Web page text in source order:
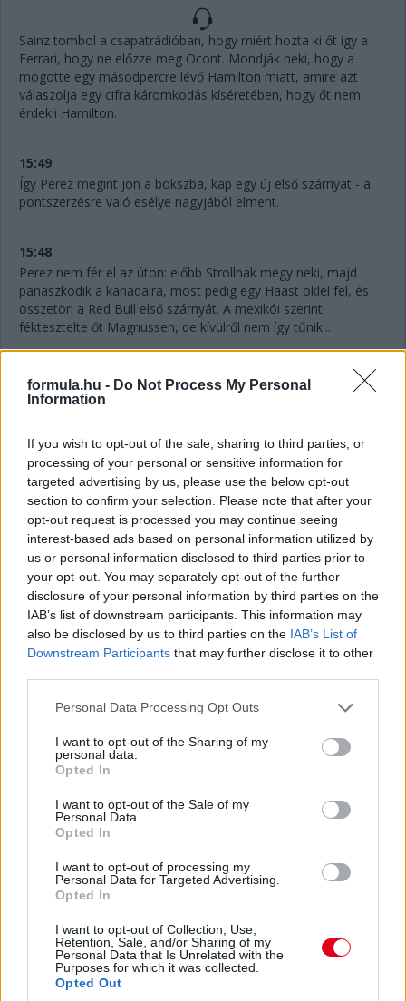
formula.hu - Do Not Process My Personal
Information
If you wish to opt-out of the sale, sharing to third parties, or
processing of your personal or sensitive information for
targeted advertising by us, please use the below opt-out
section to confirm your selection. Please note that after your
opt-out request is processed you may continue seeing
interest-based ads based on personal information utilized by
us or personal information disclosed to third parties prior to
your opt-out. You may separately opt-out of the further
disclosure of your personal information by third parties on the
IAB’s list of downstream participants. This information may
also be disclosed by us to third parties on the IAB’s List of
Downstream Participants that may further disclose it to other
Please note that this website/app uses one or more Google
not limited to your visit or usage behaviour. You may click to
grant or deny consent to Google and its third-party tags to
use your data for below specified purposes in below Google
consent section.
Personal Data Processing Opt Outs
I want to opt-out of the Sharing of my
personal data.
Opted In
I want to opt-out of the Sale of my
Personal Data.
Opted In
I want to opt-out of processing my
Personal Data for Targeted Advertising.
Opted In
I want to opt-out of Collection, Use,
Retention, Sale, and/or Sharing of my
Personal Data that Is Unrelated with the
Purposes for which it was collected.
Opted Out
Sainz tombol a csapatrádióban, hogy miért hozta ki őt így a
Ferrari, hogy ne előzze meg Ocont. Mondják neki, hogy a
mögötte egy másodpercre lévő Hamilton miatt, amire azt
válaszolja egy cifra káromkodás kíséretében, hogy őt nem
érdekli Hamilton.
15:49
Így Perez megint jön a bokszba, kap egy új első szárnyat - a
pontszerzésre való esélye nagyjából elment.
15:48
Perez nem fér el az úton: előbb Strollnak megy neki, majd
panaszkodik a kanadaira, most pedig egy Haast öklel fel, és
összetöri a Red Bull első szárnyát. A mexikói szerint
féktesztelte őt Magnussen, de kívülről nem így tűnik...
15:48
Hamilton egy másodpercre megközelítette Sainzot, az új
15:47
Sainz és a Ferrari nem tudta megcsinálni: megvolt a
kerékcsere, de Ocon elhúzott a spanyol mellett a
célegyenesben, és megőrizte a pozícióját.
15:46
Ocon is jön a bokszba, de hibázik az Alpine, lassú a csere, 4,2
másodpercig tart - Russell és Hamilton közé, a hetedik helyre
jön vissza. Itt az esély Sainz és a Ferrari előtt!
15:45
nyolcadik, 14-15 másodpercre van az előtte haladó Russelltől,
van előtte üres tér, nyomhatja.
Verstappen pillanatokon belül lekörözi Perezt.
Verstappen a bal elsőre panaszkodik, Sainzot majdnem kihívta
kerékcserére a Ferrari, de aztán mégis kint hagyta inkább.
Zajlik a sakkjátszma a pályapozíciókért.